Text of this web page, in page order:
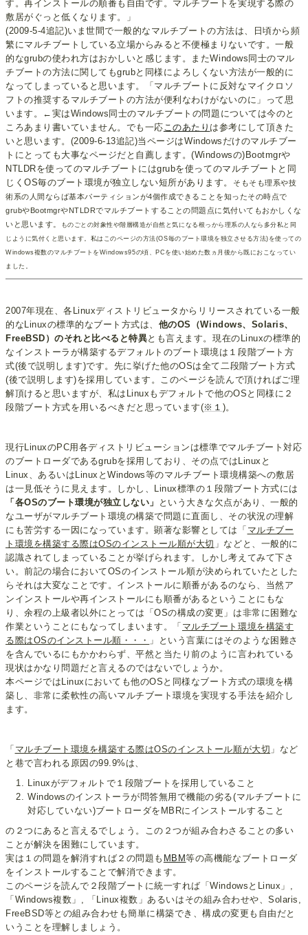
す。再インストールの順番も自由です。マルチブートを実現する際の
敷居がぐっと低くなります。」
(2009-5-4追記)いま世間で一般的なマルチブートの方法は、日頃から頻
繁にマルチブートしている立場からみると不便極まりないです。一般
的なgrubの使われ方はおかしいと感じます。またWindows同士のマル
チブートの方法に関してもgrubと同様によろしくない方法が一般的に
なってしまっていると思います。「マルチブートに反対なマイクロソ
フトの推奨するマルチブートの方法が便利なわけがないのに」って思
います。←実はWindows同士のマルチブートの問題については今のと
ころあまり書いていません。でも一応 このあたり は参考にして頂きた
いと思います。(2009-6-13追記)当ページはWindowsだけのマルチブー
トにとっても大事なページだと自薦します。(Windowsの)Bootmgrや
NTLDRを使ってのマルチブートにはgrubを使ってのマルチブートと同
じくOS毎のブート環境が独立しない短所があります。
そもそも理系や技
術系の人間ならば基本パーティションが4個作成できることを知ったその時点で
grubやBootmgrやNTLDRでマルチブートすることの問題点に気付いてもおかしくな
いと思います。
ものごとの対象性や階層構造が自然と気になる根っから理系の人なら多分私と同
じように気付くと思います。私はこのページの方法(OS毎のブート環境を独立させる方法)を使っての
Windows複数のマルチブートをWindows95の頃、PCを使い始めた数ヵ月後から既におこなってい
ました。
2007年現在、各Linuxディストリビュータからリリースされている一般
的なLinuxの標準的なブート方式は、 他のOS（Windows、Solaris、
FreeBSD）のそれと比べると特異とも言えます。現在のLinuxの標準的
なインストーラが構築するデフォルトのブート環境は１段階ブート方
式(後で説明します)です。先に挙げた他のOSは全て二段階ブート方式
(後で説明します)を採用しています。このページを読んで頂ければご理
解頂けると思いますが、私はLinuxもデフォルトで他のOSと同様に２
段階ブート方式を用いるべきだと思っています(※１ )。
現行LinuxのPC用各ディストリビューションは標準でマルチブート対応
のブートローダであるgrubを採用しており、その点ではLinuxと
Linux、あるいはLinuxとWindows等のマルチブート環境構築への敷居
は一見低そうに見えます。しかし、Linux標準の１段階ブート方式には
「各OSのブート環境が独立しない」
という大きな欠点があり、一般的
なユーザがマルチブート環境の構築で問題に直面し、その状況の理解
にも苦労する一因になっています。顕著な影響としては「 マルチブー
ト環境を構築する際はOSのインストール順が大切 」などと、一般的に
認識されてしまっていることが挙げられます。しかし考えてみて下さ
い。前記の場合においてOSのインストール順が決められていたとした
らそれは大変なことです。インストールに順番があるのなら、当然ア
ンインストールや再インストールにも順番があるということにもな
り、余程の上級者以外にとっては「OSの構成の変更」は非常に困難な
作業ということにもなってしまいます。「 マルチブート環境を構築す
る際はOSのインストール順・・・ 」という言葉にはそのような困難さ
を含んでいるにもかかわらず、平然と当たり前のように言われている
現状はかなり問題だと言えるのではないでしょうか。
本ページではLinuxにおいても他のOSと同様なブート方式の環境を構
築し、非常に柔軟性の高いマルチブート環境を実現する手法を紹介し
ます。
「 マルチブート環境を構築する際はOSのインストール順が大切 」など
と巷で言われる原因の99.9%は、
Linuxがデフォルトで１段階ブートを採用していること
Windowsのインストーラが問答無用で機能の劣る(マルチブートに
対応していない)ブートローダをMBRにインストールすること
の２つにあると言えるでしょう。この２つが組み合わさることの多い
ことが解決を困難にしています。
実は１の問題を解消すれば２の問題も MBM等の高機能なブートローダ
をインストールすることで解消できます。
このページを読んで２段階ブートに統一すれば「WindowsとLinux」,
「Windows複数」, 「Linux複数」あるいはその組み合わせや、Solaris,
FreeBSD等との組み合わせも簡単に構築でき、構成の変更も自由だと
いうことを理解しましょう。